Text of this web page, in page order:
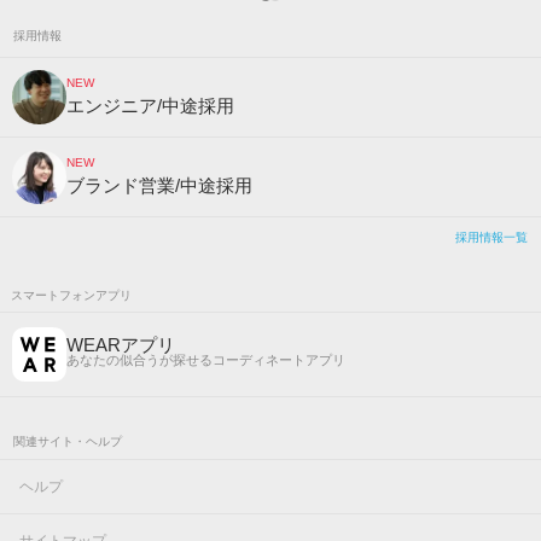
採用情報
NEW
エンジニア/中途採用
NEW
ブランド営業/中途採用
採用情報一覧
スマートフォンアプリ
WEARアプリ
あなたの似合うが探せるコーディネートアプリ
関連サイト・ヘルプ
ヘルプ